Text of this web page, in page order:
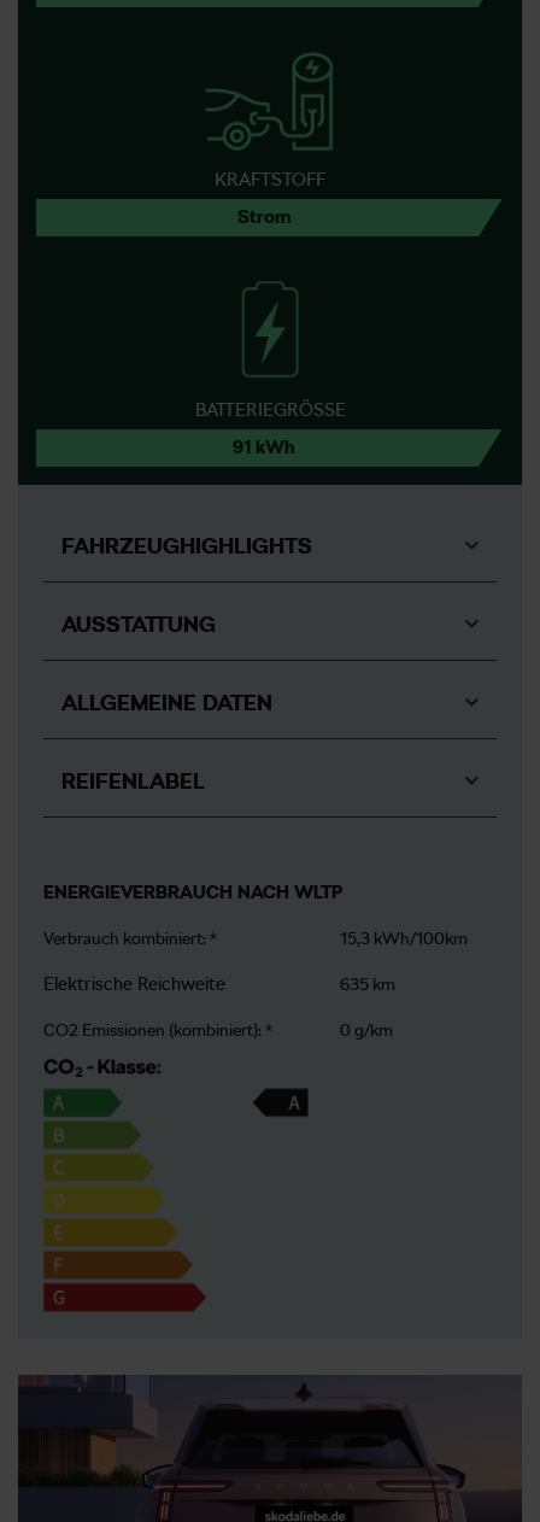
KRAFTSTOFF
Strom
BATTERIEGRÖSSE
91 kWh
FAHRZEUGHIGHLIGHTS
AUSSTATTUNG
ALLGEMEINE DATEN
REIFENLABEL
ENERGIEVERBRAUCH NACH WLTP
Verbrauch kombiniert: * 15,3 kWh/100km
Elektrische Reichweite 635 km
CO2 Emissionen (kombiniert): * 0 g/km